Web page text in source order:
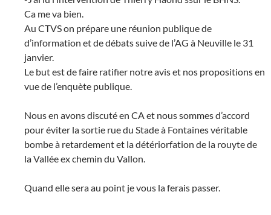
Ca me va bien.
Au CTVS on prépare une réunion publique de
d’information et de débats suive de l’AG à Neuville le 31
janvier.
Le but est de faire ratifier notre avis et nos propositions en
vue de l’enquète publique.
Nous en avons discuté en CA et nous sommes d’accord
pour éviter la sortie rue du Stade à Fontaines véritable
bombe à retardement et la détériorfation de la rouyte de
la Vallée ex chemin du Vallon.
Quand elle sera au point je vous la ferais passer.